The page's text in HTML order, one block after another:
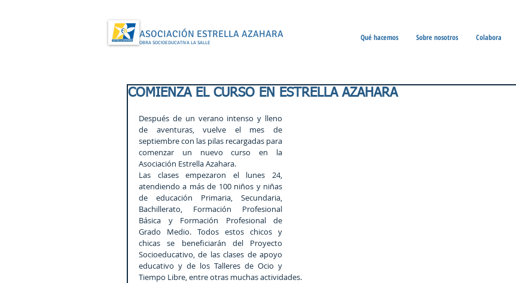
ASOCIACIÓN ESTRELLA AZAHARA
OBRA SOCIOEDUCATIVA LA SALLE Qué hacemos Sobre nosotros Colabora
COMIENZA EL CURSO EN ESTRELLA AZAHARA
Después de un verano intenso y lleno
de aventuras, vuelve el mes de
septiembre con las pilas recargadas para
comenzar un nuevo curso en la
Asociación Estrella Azahara.
Las clases empezaron el lunes 24,
atendiendo a más de 100 niños y niñas
de educación Primaria, Secundaria,
Bachillerato, Formación Profesional
Básica y Formación Profesional de
Grado Medio. Todos estos chicos y
chicas se beneficiarán del Proyecto
Socioeducativo, de las clases de apoyo
educativo y de los Talleres de Ocio y
Tiempo Libre, entre otras muchas actividades.